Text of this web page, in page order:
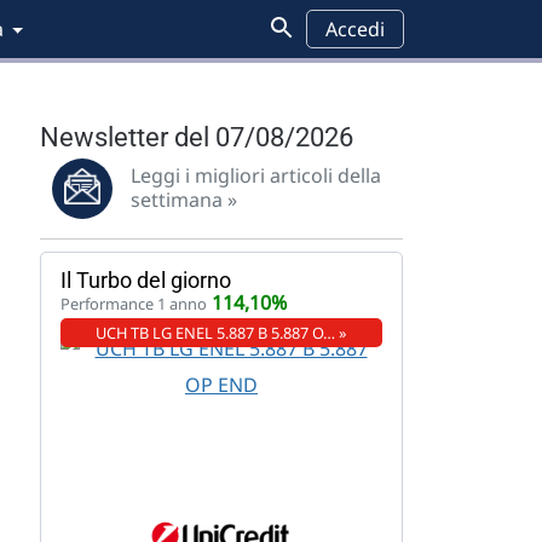
Accedi
Newsletter del 07/08/2026
Leggi i migliori articoli della
settimana »
Il Turbo del giorno
Performance 1 anno 114,10%
UCH TB LG ENEL 5.887 B 5.887 O… »